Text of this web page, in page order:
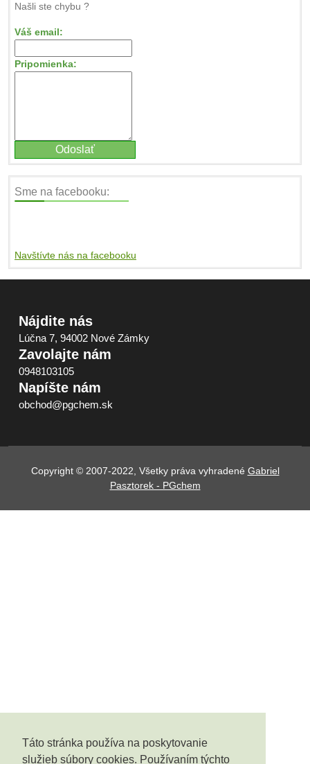
Táto stránka používa na poskytovanie
služieb súbory cookies. Používaním týchto
Našli ste chybu ?
Váš email:
Pripomienka:
Sme na facebooku:
Navštívte nás na facebooku
Nájdite nás
Lúčna 7, 94002 Nové Zámky
Zavolajte nám
0948103105
Napíšte nám
obchod@pgchem.sk
Copyright © 2007-2022, Všetky práva vyhradené Gabriel
Pasztorek - PGchem